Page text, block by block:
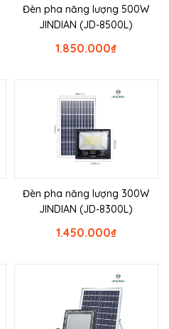
Đèn pha năng lượng 500W
JINDIAN (JD-8500L)
₫
1.850.000
Đèn pha năng lượng 300W
JINDIAN (JD-8300L)
₫
1.450.000